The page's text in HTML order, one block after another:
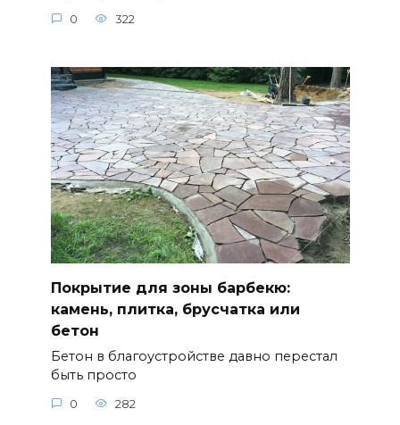
0 322
Покрытие для зоны барбекю:
камень, плитка, брусчатка или
бетон
Бетон в благоустройстве давно перестал
быть просто
0 282